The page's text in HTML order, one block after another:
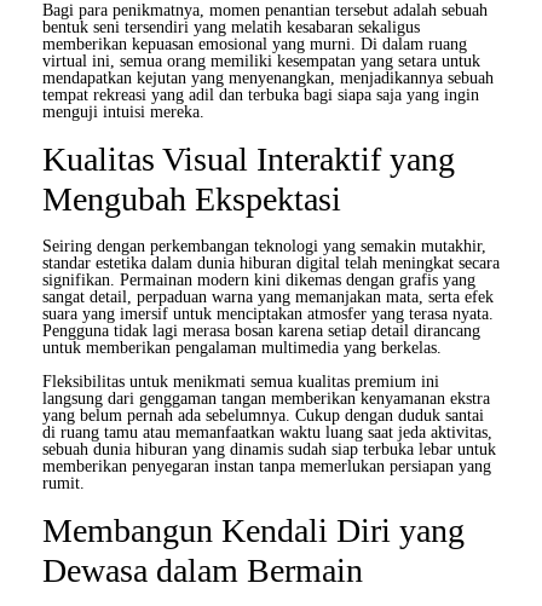
Bagi para penikmatnya, momen penantian tersebut adalah sebuah
bentuk seni tersendiri yang melatih kesabaran sekaligus
memberikan kepuasan emosional yang murni. Di dalam ruang
virtual ini, semua orang memiliki kesempatan yang setara untuk
mendapatkan kejutan yang menyenangkan, menjadikannya sebuah
tempat rekreasi yang adil dan terbuka bagi siapa saja yang ingin
menguji intuisi mereka.
Kualitas Visual Interaktif yang
Mengubah Ekspektasi
Seiring dengan perkembangan teknologi yang semakin mutakhir,
standar estetika dalam dunia hiburan digital telah meningkat secara
signifikan. Permainan modern kini dikemas dengan grafis yang
sangat detail, perpaduan warna yang memanjakan mata, serta efek
suara yang imersif untuk menciptakan atmosfer yang terasa nyata.
Pengguna tidak lagi merasa bosan karena setiap detail dirancang
untuk memberikan pengalaman multimedia yang berkelas.
Fleksibilitas untuk menikmati semua kualitas premium ini
langsung dari genggaman tangan memberikan kenyamanan ekstra
yang belum pernah ada sebelumnya. Cukup dengan duduk santai
di ruang tamu atau memanfaatkan waktu luang saat jeda aktivitas,
sebuah dunia hiburan yang dinamis sudah siap terbuka lebar untuk
memberikan penyegaran instan tanpa memerlukan persiapan yang
rumit.
Membangun Kendali Diri yang
Dewasa dalam Bermain